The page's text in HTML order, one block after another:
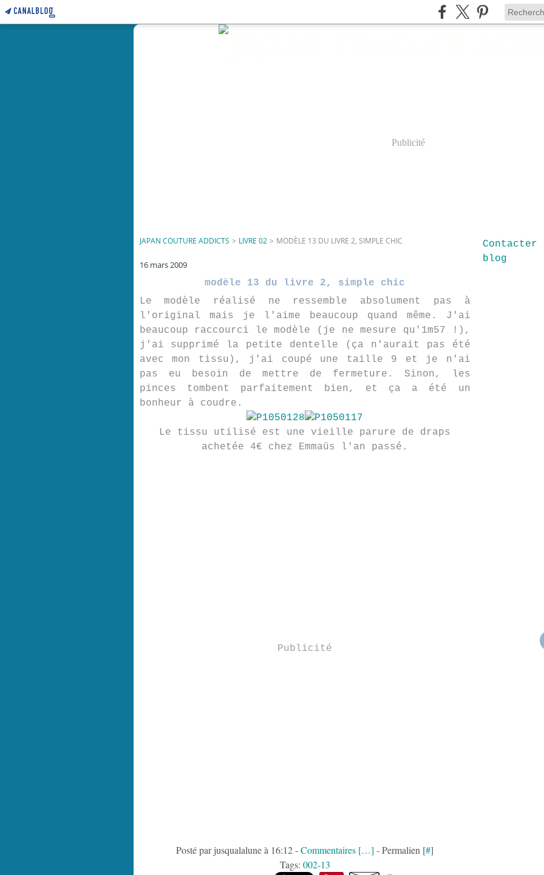
Publicité
JAPAN COUTURE ADDICTS > LIVRE 02 > MODÈLE 13 DU LIVRE 2, SIMPLE CHIC
16 mars 2009
modèle 13 du livre 2, simple chic
Le modèle réalisé ne ressemble absolument pas à
l'original mais je l'aime beaucoup quand même. J'ai
beaucoup raccourci le modèle (je ne mesure qu'1m57 !),
j'ai supprimé la petite dentelle (ça n'aurait pas été
avec mon tissu), j'ai coupé une taille 9 et je n'ai
pas eu besoin de mettre de fermeture. Sinon, les
pinces tombent parfaitement bien, et ça a été un
bonheur à coudre.
Le tissu utilisé est une vieille parure de draps
achetée 4€ chez Emmaüs l'an passé.
Publicité
Posté par jusqualalune à 16:12 -Commentaires […] - Permalien [#]
Tags: 002-13
blog